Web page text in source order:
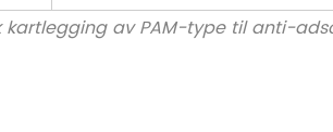
kartlegging av PAM-type til anti-